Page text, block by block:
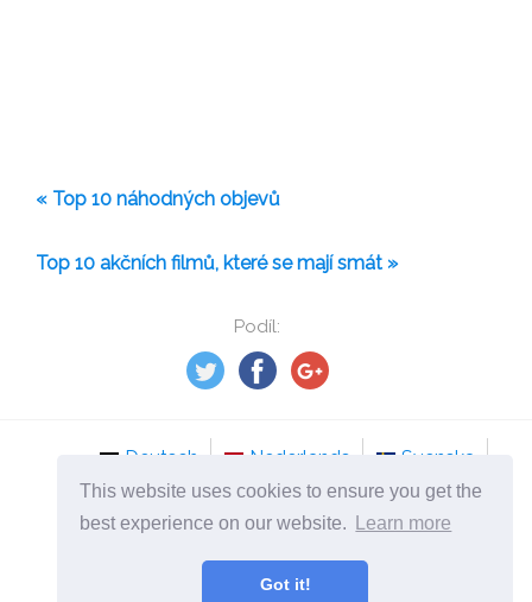
This website uses cookies to ensure you get the
best experience on our website.
Learn more
Got it!
Podíl:
« Top 10 náhodných objevů
Top 10 akčních filmů, které se mají smát »
Deutsch Nederlands
Svenska
Norsk
Italiano Français
Dansk
Česky
cs.mydailyselfmotivation.com